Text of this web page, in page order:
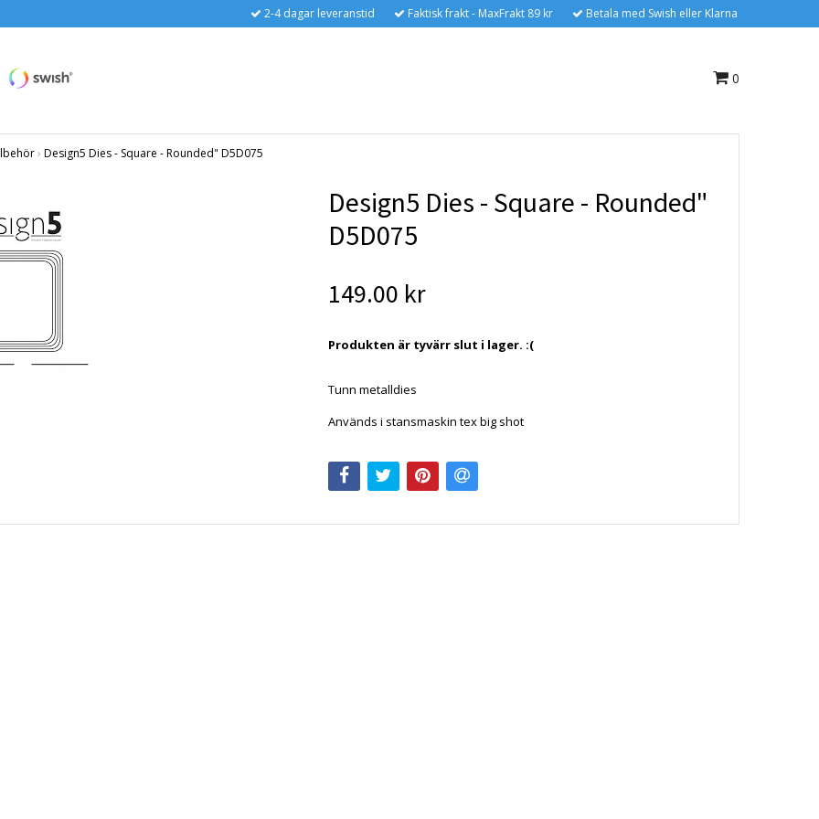
2-4 dagar leveranstid Faktisk frakt - MaxFrakt 89 kr Betala med Swish eller Klarna
0
› Design5 Dies - Square - Rounded" D5D075
Design5 Dies - Square - Rounded"
D5D075
149.00 kr
Produkten är tyvärr slut i lager. :(
Tunn metalldies
Används i stansmaskin tex big shot